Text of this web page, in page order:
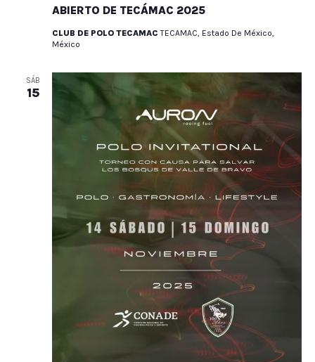
ABIERTO DE TECÁMAC 2025
CLUB DE POLO TECAMACTECAMAC, Estado De México,
México
SÁB
15